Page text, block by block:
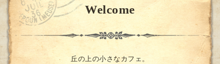
Welcome
丘の上の小さなカフェ。